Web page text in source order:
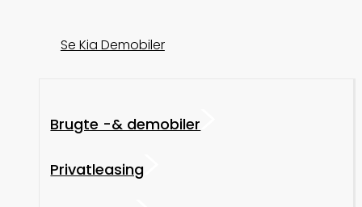
Se Kia Demobiler
Brugte -& demobiler
Privatleasing